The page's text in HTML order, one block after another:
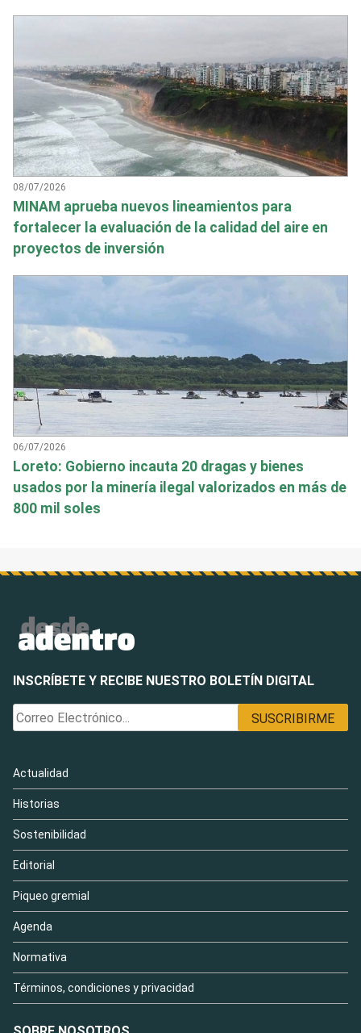
08/07/2026
MINAM aprueba nuevos lineamientos para
fortalecer la evaluación de la calidad del aire en
proyectos de inversión
06/07/2026
Loreto: Gobierno incauta 20 dragas y bienes
usados por la minería ilegal valorizados en más de
800 mil soles
INSCRÍBETE Y RECIBE NUESTRO BOLETÍN DIGITAL
Actualidad
Historias
Sostenibilidad
Editorial
Piqueo gremial
Agenda
Normativa
Términos, condiciones y privacidad